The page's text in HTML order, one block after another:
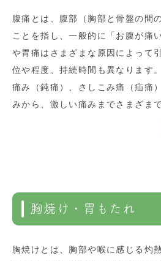
腹痛とは、腹部（胸部と骨盤の間
ことを指し、一般的に「お腹が痛
や胃痛はさまざまな原因によって
位や程度、持続時間も異なります
痛み（鈍痛）、さしこみ痛（疝痛
みから、激しい痛みまでさまざまで
胸焼け・胃もたれ
胸焼けとは、胸部や喉に感じる灼